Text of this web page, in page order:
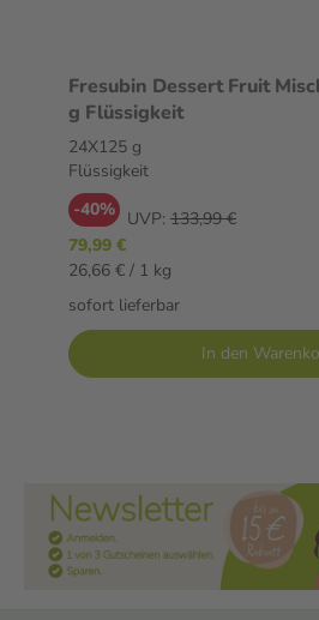
Fresubin Dessert Fruit
g Flüssigkeit
24X125 g
Flüssigkeit
-40% UVP: 133,99 €
79,99 €
26,66 € / 1 kg
sofort lieferbar
In den